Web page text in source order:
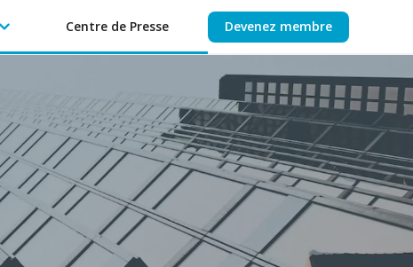
Centre de Presse Devenez membre